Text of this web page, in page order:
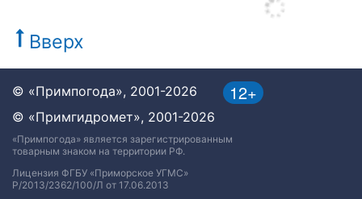
Вверх
12+
© «Примпогода», 2001-2026
© «Примгидромет», 2001-2026
«Примпогода» является зарегистрированным
товарным знаком на территории РФ.
Лицензия ФГБУ «Приморское УГМС»
Р/2013/2362/100/Л от 17.06.2013